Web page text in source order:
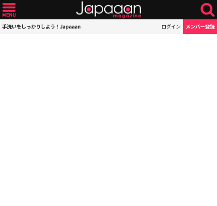
手洗いをしっかりしよう！Japaaan ログイン メンバー登録